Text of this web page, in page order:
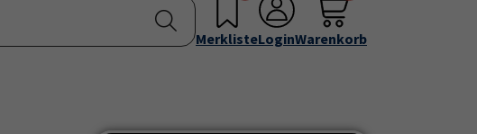
Submenu for "Programm"Submenu for "Außenstellen"
Service & Info Submenu for "Service & Info"
Über uns
MerklisteLoginWarenkorb